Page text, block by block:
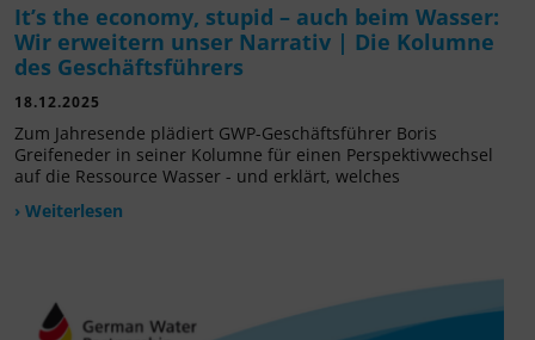
It’s the economy, stupid – auch beim Wasser:
Wir erweitern unser Narrativ | Die Kolumne
des Geschäftsführers
18.12.2025
Zum Jahresende plädiert GWP-Geschäftsführer Boris
Greifeneder in seiner Kolumne für einen Perspektivwechsel
auf die Ressource Wasser - und erklärt, welches
› Weiterlesen